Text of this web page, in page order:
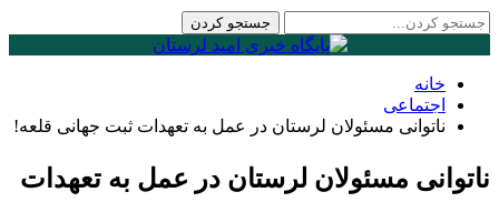
خانه
اجتماعی
ناتوانی مسئولان لرستان در عمل به تعهدات ثبت جهانی قلعه!
ناتوانی مسئولان لرستان در عمل به تعهدات